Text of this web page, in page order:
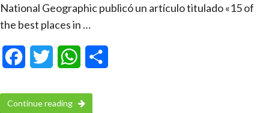
National Geographic publicó un artículo titulado «15 of
the best places in …
FacebookTwitter WhatsApp
Continue reading